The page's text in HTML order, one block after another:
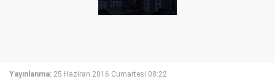
Yayınlanma: 25 Haziran 2016 Cumartesi 08:22